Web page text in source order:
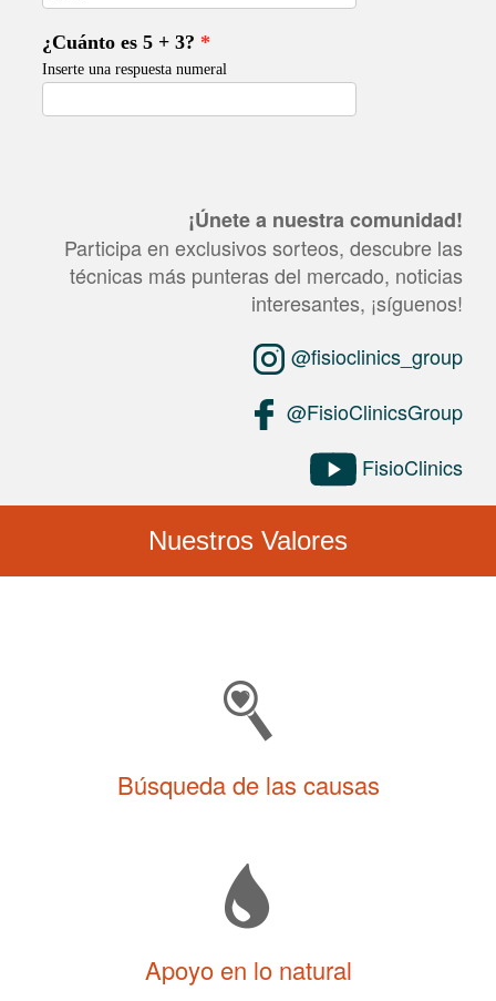
¡Únete a nuestra comunidad!
Participa en exclusivos sorteos, descubre las
técnicas más punteras del mercado, noticias
interesantes, ¡síguenos!
@fisioclinics_group
@FisioClinicsGroup
FisioClinics
Nuestros Valores
Búsqueda de las causas
Apoyo en lo natural